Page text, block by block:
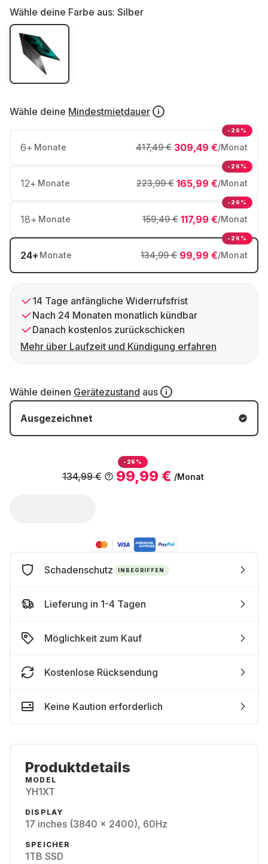
Wähle deine Farbe aus: Silber
Wähle deine Mindestmietdauer
6+ Monate 309,49 €/Monat
417,49 €
-26%
12+ Monate 165,99 €/Monat
223,99 €
-26%
18+ Monate 117,99 €/Monat
159,49 €
-26%
24+ Monate 99,99 €/Monat
134,99 €
-26%
14 Tage anfängliche Widerrufsfrist
Nach 24 Monaten monatlich kündbar
Danach kostenlos zurückschicken
Mehr über Laufzeit und Kündigung erfahren
Wähle deinen Gerätezustand aus
Ausgezeichnet
-26%
99,99 € /Monat
134,99 €
Schadenschutz INBEGRIFFEN
Lieferung in 1-4 Tagen
Möglichkeit zum Kauf
Kostenlose Rücksendung
Keine Kaution erforderlich
Produktdetails
MODEL
YH1XT
DISPLAY
17 inches (3840 x 2400), 60Hz
SPEICHER
1TB SSD